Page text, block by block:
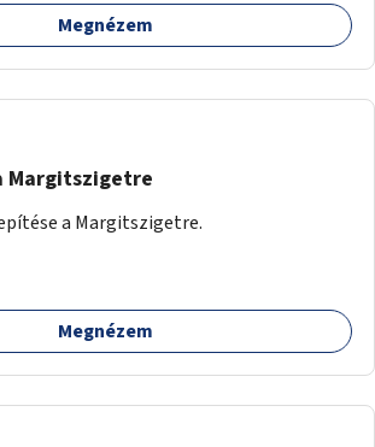
Megnézem
Margitszigetre
a Margitszigetre.
Megnézem